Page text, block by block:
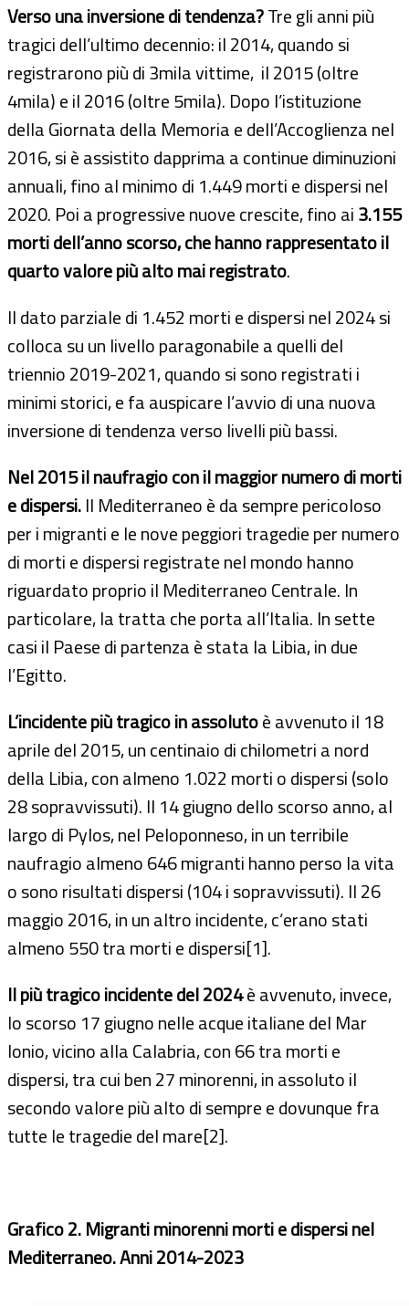
Verso una inversione di tendenza?Tre gli anni più
tragici dell’ultimo decennio: il 2014, quando si
registrarono più di 3mila vittime, il 2015 (oltre
4mila) e il 2016 (oltre 5mila). Dopo l’istituzione
della Giornata della Memoria e dell’Accoglienza nel
2016, si è assistito dapprima a continue diminuzioni
annuali, fino al minimo di 1.449 morti e dispersi nel
2020. Poi a progressive nuove crescite, fino ai3.155
morti dell’anno scorso, che hanno rappresentato il
quarto valore più alto mai registrato.
Il dato parziale di 1.452 morti e dispersi nel 2024 si
colloca su un livello paragonabile a quelli del
triennio 2019-2021, quando si sono registrati i
minimi storici, e fa auspicare l’avvio di una nuova
inversione di tendenza verso livelli più bassi.
Nel 2015 il naufragio con il maggior numero di morti
e dispersi.Il Mediterraneo è da sempre pericoloso
per i migranti e le nove peggiori tragedie per numero
di morti e dispersi registrate nel mondo hanno
riguardato proprio il Mediterraneo Centrale. In
particolare, la tratta che porta all’Italia. In sette
casi il Paese di partenza è stata la Libia, in due
l’Egitto.
L’incidente più tragico in assolutoè avvenuto il 18
aprile del 2015, un centinaio di chilometri a nord
della Libia, con almeno 1.022 morti o dispersi (solo
28 sopravvissuti). Il 14 giugno dello scorso anno, al
largo di Pylos, nel Peloponneso, in un terribile
naufragio almeno 646 migranti hanno perso la vita
o sono risultati dispersi (104 i sopravvissuti). Il 26
maggio 2016, in un altro incidente, c’erano stati
almeno 550 tra morti e dispersi[1].
Il più tragico incidente del 2024è avvenuto, invece,
lo scorso 17 giugno nelle acque italiane del Mar
Ionio, vicino alla Calabria, con 66 tra morti e
dispersi, tra cui ben 27 minorenni, in assoluto il
secondo valore più alto di sempre e dovunque fra
tutte le tragedie del mare[2].
Grafico 2. Migranti minorenni morti e dispersi nel
Mediterraneo. Anni 2014-2023